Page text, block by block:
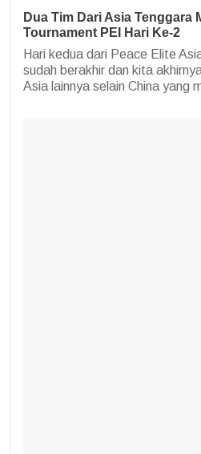
Dua Tim Dari Asia Tenggara
Tournament PEI Hari Ke-2
Hari kedua dari Peace Elite
sudah berakhir dan kita
Asia lainnya selain China yang